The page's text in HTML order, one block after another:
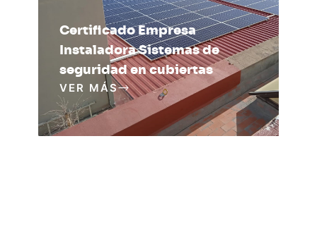
Certificado Empresa
Instaladora Sistemas de
seguridad en cubiertas
VER MÁS